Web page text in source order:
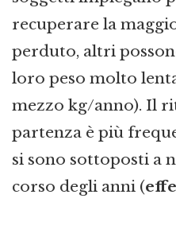
recuperare la
perduto, altri
loro peso molto
mezzo kg/anno). Il
partenza è più
si sono sottoposti a
corso degli anni (